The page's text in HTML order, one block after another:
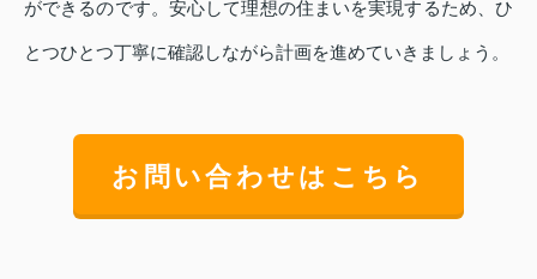
ができるのです。安心して理想の住まいを実現するため、ひ
とつひとつ丁寧に確認しながら計画を進めていきましょう。
お問い合わせはこちら